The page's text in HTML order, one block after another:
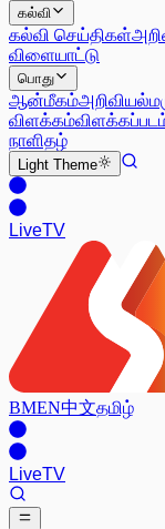
கல்வி
கல்வி செய்திகள்
விளையாட்டு
பொது
ஆன்மீகம்அறிவியல்
விளக்கம்
நாளிதழ்
Light Theme
LiveTV
BMEN中文தமிழ்
LiveTV